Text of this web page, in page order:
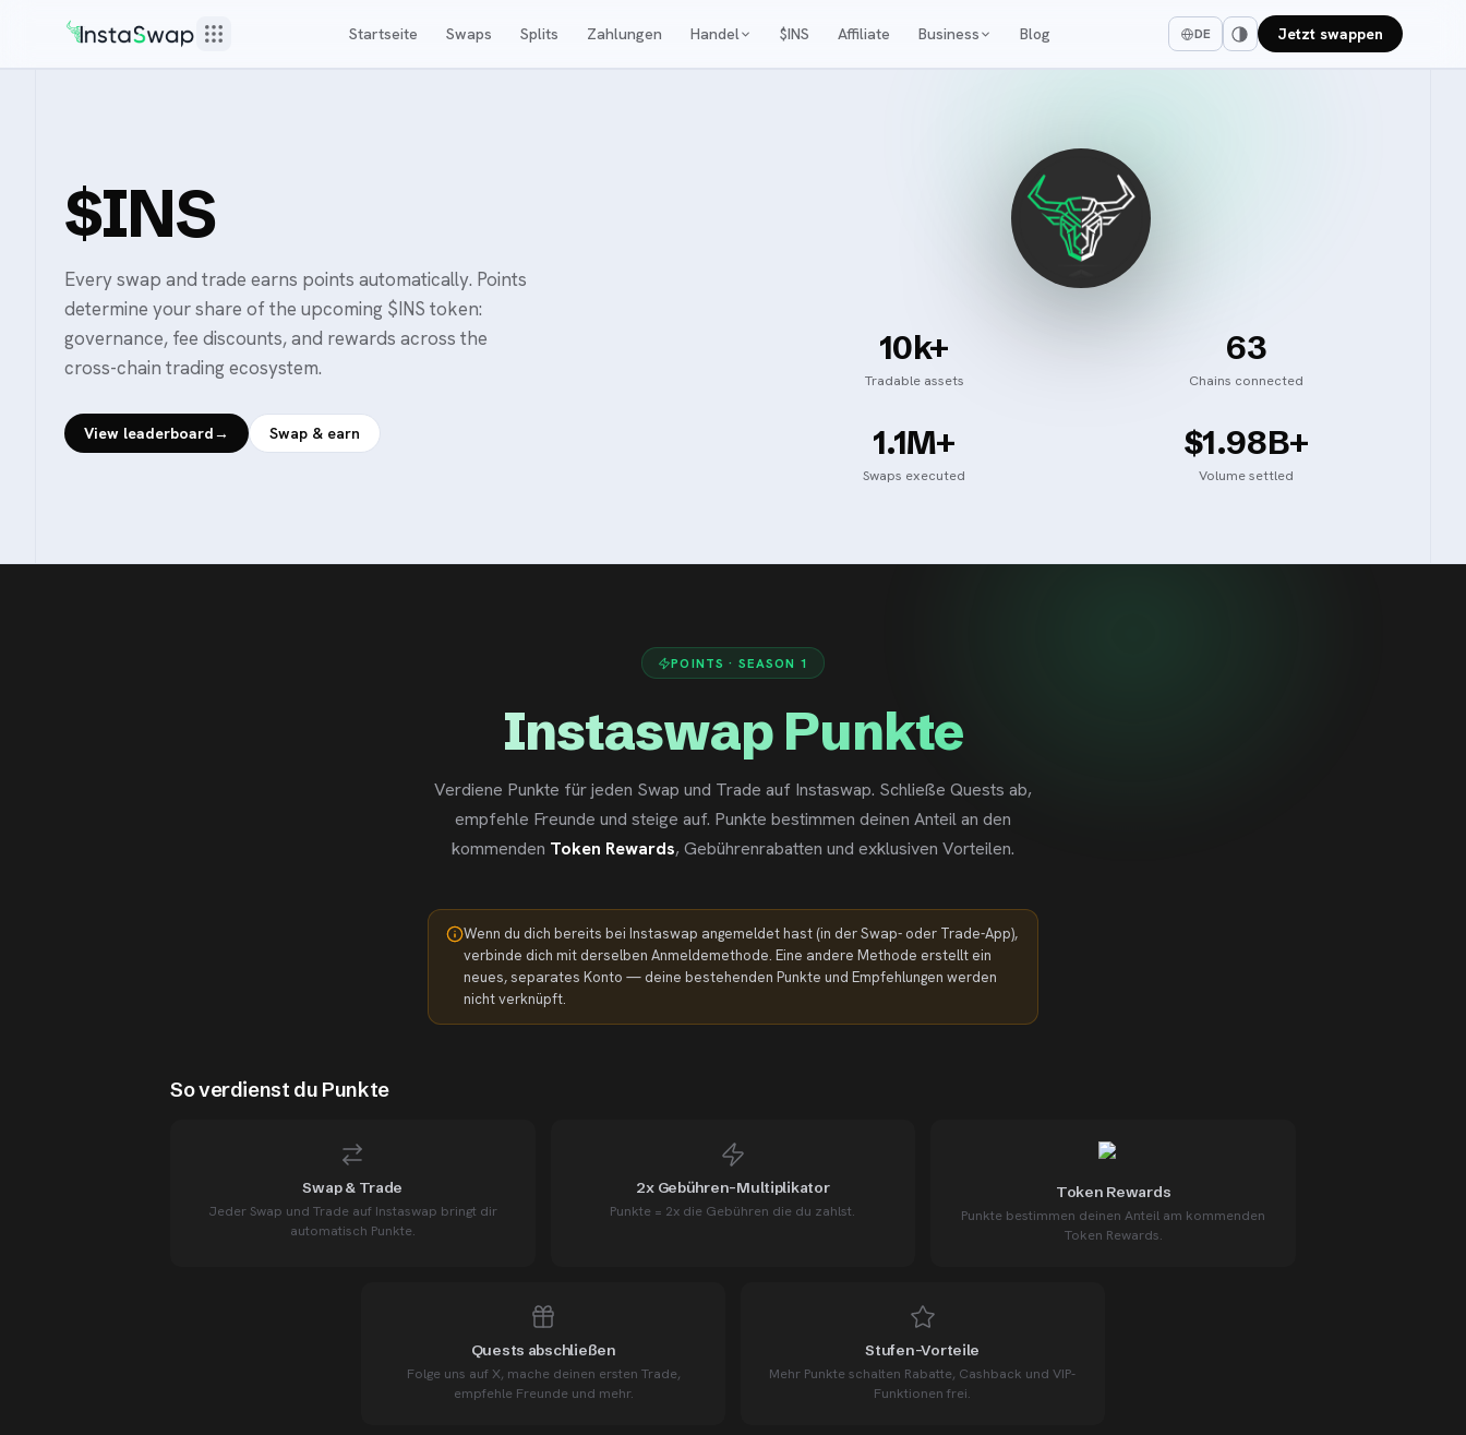
Startseite Swaps Splits Zahlungen Handel $INS Affiliate Business Blog DE Jetzt swappen
$INS
Every swap and trade earns points automatically. Points
determine your share of the upcoming $INS token:
governance, fee discounts, and rewards across the
cross-chain trading ecosystem.
View leaderboard→ Swap & earn
10k+
Tradable assets
63
Chains connected
1.1M+
Swaps executed
$1.98B+
Volume settled
POINTS · SEASON 1
Instaswap Punkte
Verdiene Punkte für jeden Swap und Trade auf Instaswap. Schließe Quests ab,
empfehle Freunde und steige auf. Punkte bestimmen deinen Anteil an den
kommenden Token Rewards, Gebührenrabatten und exklusiven Vorteilen.
Wenn du dich bereits bei Instaswap angemeldet hast (in der Swap- oder Trade-App),
verbinde dich mit derselben Anmeldemethode. Eine andere Methode erstellt ein
neues, separates Konto — deine bestehenden Punkte und Empfehlungen werden
nicht verknüpft.
So verdienst du Punkte
Swap & Trade
Jeder Swap und Trade auf Instaswap bringt dir
automatisch Punkte.
2x Gebühren-Multiplikator
Punkte = 2x die Gebühren die du zahlst.
Token Rewards
Punkte bestimmen deinen Anteil am kommenden
Token Rewards.
Quests abschließen
Folge uns auf X, mache deinen ersten Trade,
empfehle Freunde und mehr.
Stufen-Vorteile
Mehr Punkte schalten Rabatte, Cashback und VIP-
Funktionen frei.